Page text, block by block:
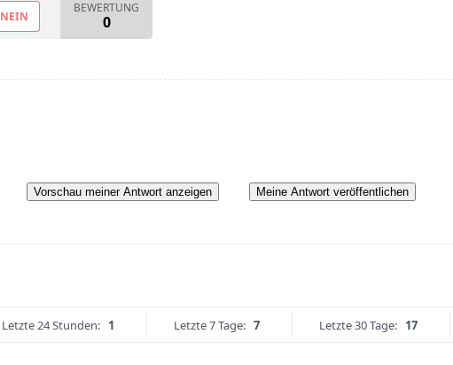
NEIN
BEWERTUNG
0
Vorschau meiner Antwort anzeigen Meine Antwort veröffentlichen
Letzte 24 Stunden: 1 Letzte 7 Tage: 7 Letzte 30 Tage: 17